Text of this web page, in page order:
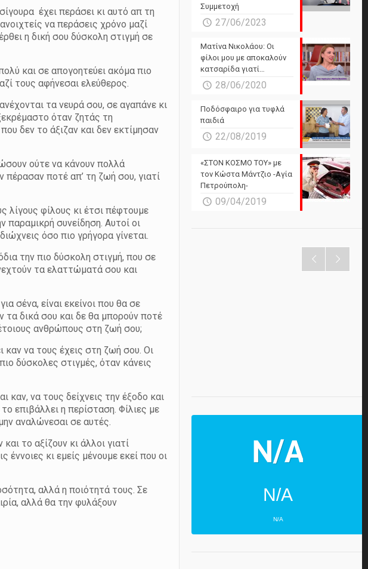
έχει περάσει κι αυτό απ τη
να περάσεις χρόνο μαζί
η δική σου δύσκολη στιγμή σε
και σε απογοητεύει ακόμα πιο
τους αφήνεσαι ελεύθερος.
τα νευρά σου, σε αγαπάνε κι
όταν ζητάς τη
δεν το άξιζαν και δεν εκτίμησαν
ούτε να κάνουν πολλά
ποτέ απ’ τη ζωή σου, γιατί
φίλους κι έτσι πέφτουμε
συνείδηση. Αυτοί οι
όσο πιο γρήγορα γίνεται.
την πιο δύσκολη στιγμή, που σε
τα ελαττώματά σου και
σένα, είναι εκείνοι που θα σε
τα δικά σου και δε θα μπορούν ποτέ
ανθρώπους στη ζωή σου;
καν να τους έχεις στη ζωή σου. Οι
δύσκολες στιγμές, όταν κάνεις
καν, να τους δείχνεις την έξοδο και
επιβάλλει η περίσταση. Φίλιες με
αναλώνεσαι σε αυτές.
το αξίζουν κι άλλοι γιατί
κι εμείς μένουμε εκεί που οι
αλλά η ποιότητά τους. Σε
αλλά θα την φυλάξουν
Συμμετοχή
27/06/2023
Ματίνα Νικολάου: Οι
φίλοι μου με αποκαλούν
κατσαρίδα γιατί…
28/06/2020
Ποδόσφαιρο για τυφλά
παιδιά
22/08/2019
«ΣΤΟΝ ΚΟΣΜΟ ΤΟΥ» με
τον Κώστα Μάντζιο -Αγία
Πετρούπολη-
09/04/2019
N/A
N/A